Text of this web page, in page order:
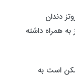
دندان
همراه داشته
است به